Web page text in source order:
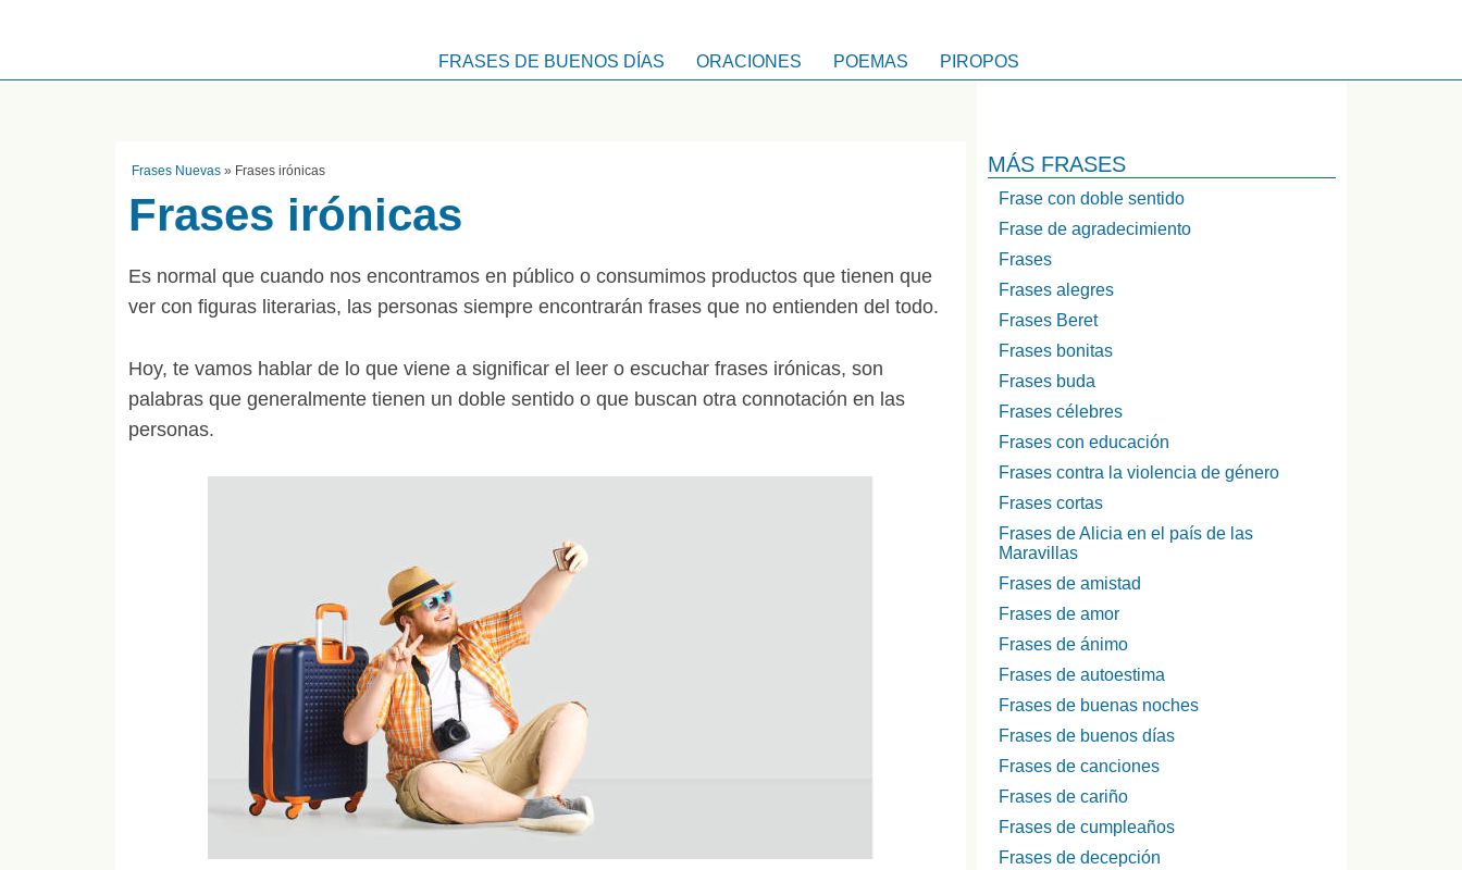
FRASES DE BUENOS DÍAS ORACIONES POEMAS PIROPOS
Frases Nuevas » Frases irónicas
Frases irónicas
Es normal que cuando nos encontramos en público o consumimos productos que tienen que
ver con figuras literarias, las personas siempre encontrarán frases que no entienden del todo.
Hoy, te vamos hablar de lo que viene a significar el leer o escuchar frases irónicas, son
palabras que generalmente tienen un doble sentido o que buscan otra connotación en las
personas.
MÁS FRASES
Frase con doble sentido
Frase de agradecimiento
Frases
Frases alegres
Frases Beret
Frases bonitas
Frases buda
Frases célebres
Frases con educación
Frases contra la violencia de género
Frases cortas
Frases de Alicia en el país de las
Maravillas
Frases de amistad
Frases de amor
Frases de ánimo
Frases de autoestima
Frases de buenas noches
Frases de buenos días
Frases de canciones
Frases de cariño
Frases de cumpleaños
Frases de decepción